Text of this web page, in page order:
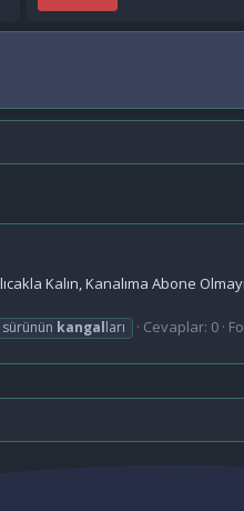
Kalın, Kanalıma Abone
sürünün kangalları Cevaplar: 0